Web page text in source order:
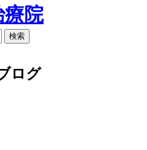
検索
ログ